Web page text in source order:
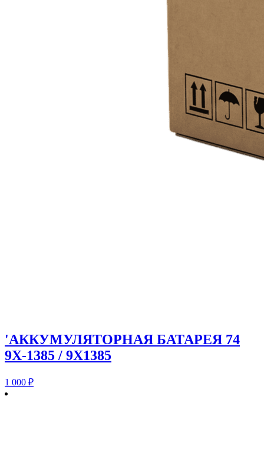
'АККУМУЛЯТОРНАЯ БАТАРЕЯ 74
9X-1385 / 9X1385
1 000 ₽